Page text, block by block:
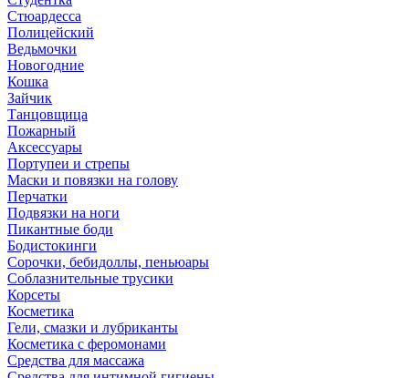
Стюардесса
Полицейский
Ведьмочки
Новогодние
Кошка
Зайчик
Танцовщица
Пожарный
Аксессуары
Портупеи и стрепы
Маски и повязки на голову
Перчатки
Подвязки на ноги
Пикантные боди
Бодистокинги
Сорочки, бебидоллы, пеньюары
Соблазнительные трусики
Корсеты
Косметика
Гели, смазки и лубриканты
Косметика с феромонами
Средства для массажа